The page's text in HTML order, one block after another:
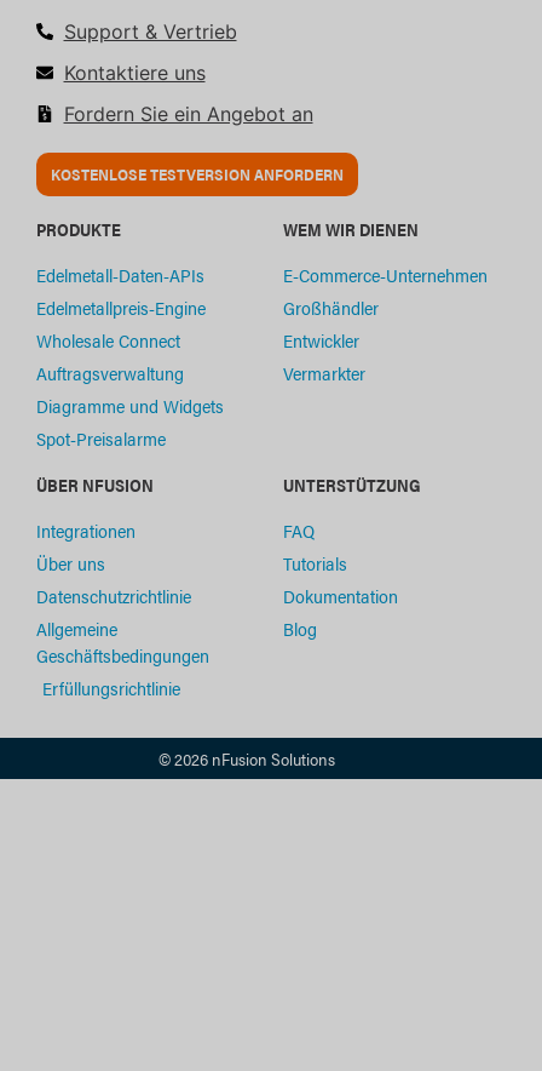
Support & Vertrieb
Kontaktiere uns
Fordern Sie ein Angebot an
KOSTENLOSE TESTVERSION ANFORDERN
PRODUKTE
Edelmetall-Daten-APIs
Edelmetallpreis-Engine
Wholesale Connect
Auftragsverwaltung
Diagramme und Widgets
Spot-Preisalarme
WEM WIR DIENEN
E-Commerce-Unternehmen
Großhändler
Entwickler
Vermarkter
ÜBER NFUSION
Integrationen
Über uns
Datenschutzrichtlinie
Allgemeine
Geschäftsbedingungen
Erfüllungsrichtlinie
UNTERSTÜTZUNG
FAQ
Tutorials
Dokumentation
Blog
© 2026 nFusion Solutions